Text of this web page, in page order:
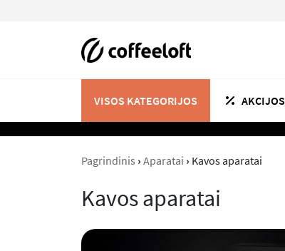
VISOS KATEGORIJOS AKCIJOS
Pagrindinis › Aparatai › Kavos aparatai
Kavos aparatai